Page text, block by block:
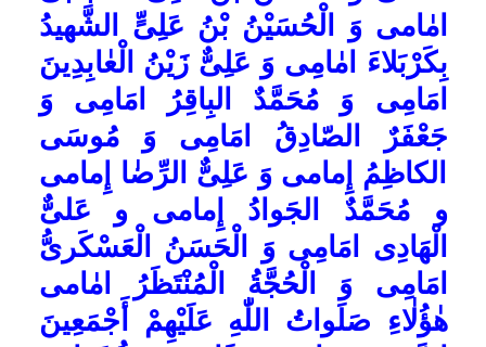
جَنْبَیْهِ وَ اصْعَدْ بِرُوحِهِ الَیکَ وَ لَقِّهِ
مِنکَ بُرهَاناً اللّٰهُمَّ عَفوَکَ عَفْوَک»
پایگاه اینترنتی انهار
تاریخ به روزرسانی: جمعه, ۶ آبان ۱۴۰۱